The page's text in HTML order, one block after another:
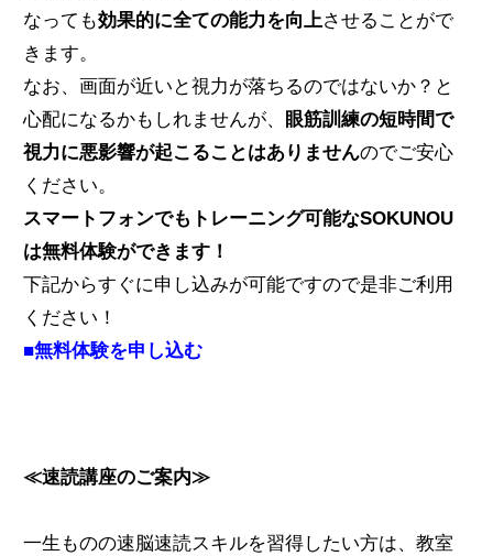
なっても効果的に全ての能力を向上させることがで
きます。
なお、画面が近いと視力が落ちるのではないか？と
心配になるかもしれませんが、
眼筋訓練の短時間で
視力に悪影響が起こることはありませんのでご安心
ください。
スマートフォンでもトレーニング可能なSOKUNOU
は無料体験ができます！
下記からすぐに申し込みが可能ですので是非ご利用
ください！
■無料体験を申し込む
≪速読講座のご案内≫
一生ものの速脳速読スキルを習得したい方は、教室